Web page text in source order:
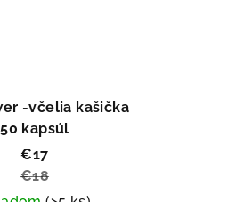
-včelia kašička
50 kapsúl
€17
€18